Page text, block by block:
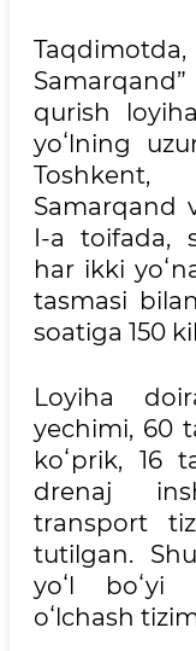
qurish
yoʻlning
Samarqand
I-a toifada,
har ikki
tasmasi
soatiga 150
Loyiha
yechimi, 60
koʻprik, 16
drenaj
transport
tutilgan.
yoʻl boʻyi
oʻlchash